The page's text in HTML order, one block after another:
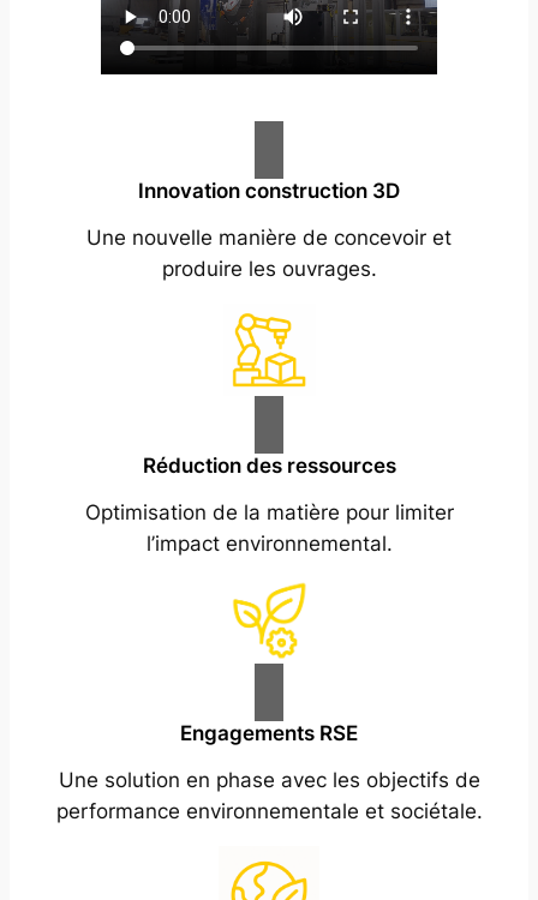
Innovation construction 3D
Une nouvelle manière de concevoir et
produire les ouvrages.
Réduction des ressources
Optimisation de la matière pour limiter
l’impact environnemental.
Engagements RSE
Une solution en phase avec les objectifs de
performance environnementale et sociétale.